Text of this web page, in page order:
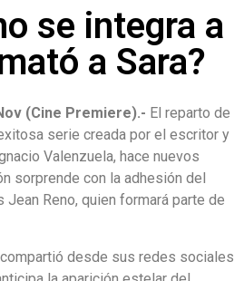
se integra a
a Sara?
(Cine Premiere).- El reparto de
serie creada por el escritor y
Valenzuela, hace nuevos
sorprende con la adhesión del
Reno, quien formará parte de
desde sus redes sociales